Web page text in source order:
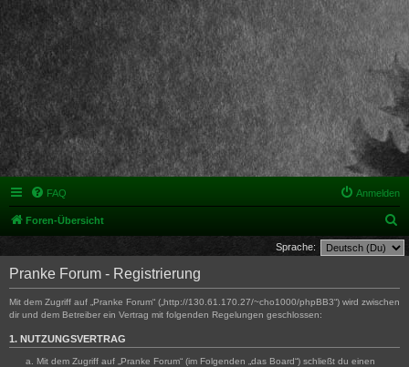
FAQ Anmelden
Foren-Übersicht
u
Sprache:
Pranke Forum - Registrierung
Mit dem Zugriff auf „Pranke Forum“ („http://130.61.170.27/~cho1000/phpBB3“) wird zwischen
dir und dem Betreiber ein Vertrag mit folgenden Regelungen geschlossen:
1. NUTZUNGSVERTRAG
Mit dem Zugriff auf „Pranke Forum“ (im Folgenden „das Board“) schließt du einen